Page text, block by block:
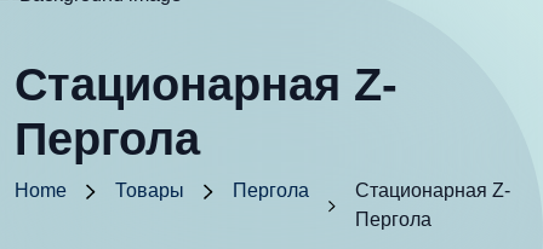
Стационарная Z-
Пергола
Home Товары Пергола
Стационарная Z-
Пергола